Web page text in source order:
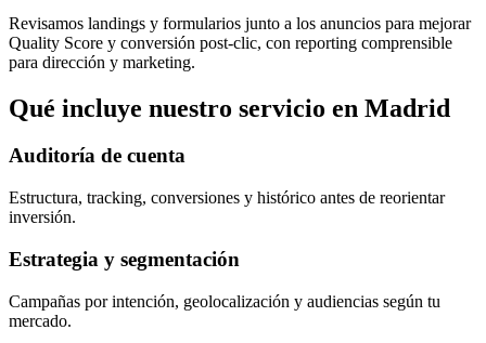
Revisamos landings y formularios junto a los anuncios para mejorar
Quality Score y conversión post-clic, con reporting comprensible
para dirección y marketing.
Qué incluye nuestro servicio en Madrid
Auditoría de cuenta
Estructura, tracking, conversiones y histórico antes de reorientar
inversión.
Estrategia y segmentación
Campañas por intención, geolocalización y audiencias según tu
mercado.